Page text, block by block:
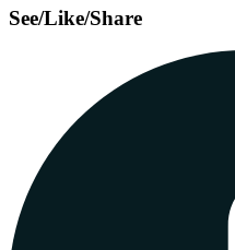
See/Like/Share